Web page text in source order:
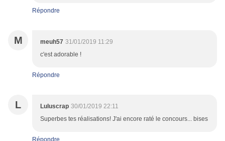
Répondre
M meuh57 31/01/2019 11:29
c'est adorable !
Répondre
L Luluscrap 30/01/2019 22:11
Superbes tes réalisations! J'ai encore raté le concours... bises
Répondre